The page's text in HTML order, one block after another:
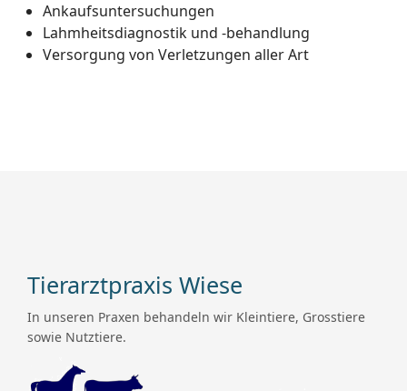
Ankaufsuntersuchungen
Lahmheitsdiagnostik und -behandlung
Versorgung von Verletzungen aller Art
Tierarztpraxis Wiese
In unseren Praxen behandeln wir Kleintiere, Grosstiere
sowie Nutztiere.